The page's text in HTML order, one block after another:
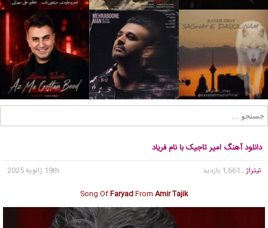
دانلود آهنگ امیر تاجیک با نام فریاد
تیتراژ , 1,661 بازدید
19th ژانویه 2025
Song OfFaryadFrom Amir Tajik